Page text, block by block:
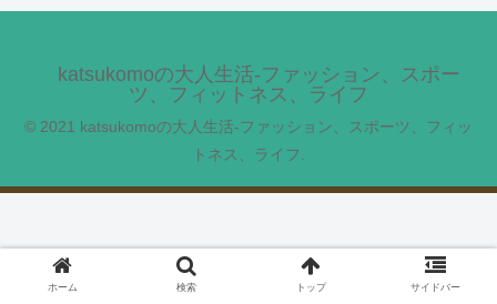
katsukomoの大人生活-ファッション、スポー
ツ、フィットネス、ライフ
© 2021 katsukomoの大人生活-ファッション、スポーツ、フィッ
トネス、ライフ.
ホーム 検索 トップ サイドバー